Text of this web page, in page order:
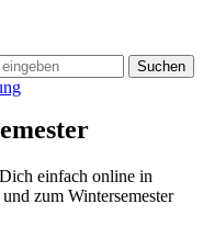
Suchen
einfach online in
zum Wintersemester